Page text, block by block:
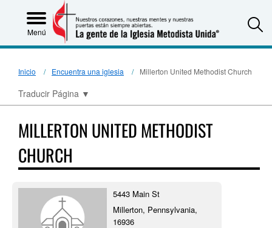
Menú
Inicio Encuentra una iglesia Millerton United Methodist Church
Traducir Página ▼
MILLERTON UNITED METHODIST
CHURCH
5443 Main St
Millerton, Pennsylvania,
16936